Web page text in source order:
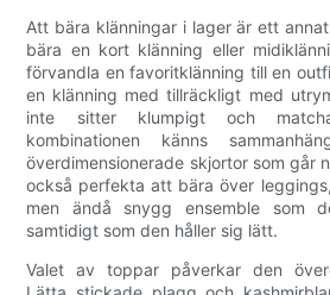
Att bära klänningar i lager är ett
bära en kort klänning eller
förvandla en favoritklänning till en
en klänning med tillräckligt med
inte sitter klumpigt och
kombinationen känns
överdimensionerade skjortor som går
också perfekta att bära över
men ändå snygg ensemble som
samtidigt som den håller sig lätt.
Valet av toppar påverkar den